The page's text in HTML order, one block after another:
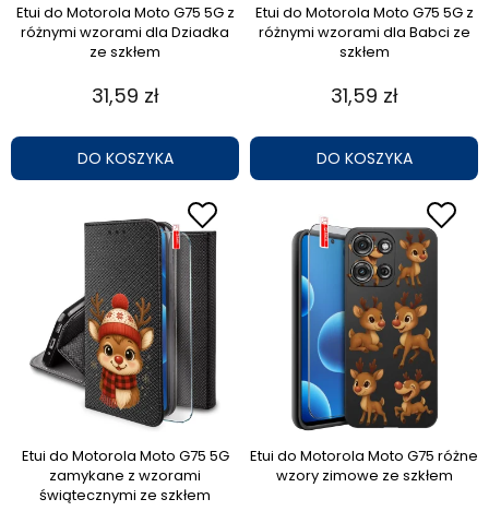
Etui do Motorola Moto G75 5G z
różnymi wzorami dla Dziadka
ze szkłem
31,59 zł
DO KOSZYKA
Etui do Motorola Moto G75 5G z
różnymi wzorami dla Babci ze
szkłem
31,59 zł
DO KOSZYKA
Etui do Motorola Moto G75 5G
zamykane z wzorami
świątecznymi ze szkłem
Etui do Motorola Moto G75 różne
wzory zimowe ze szkłem